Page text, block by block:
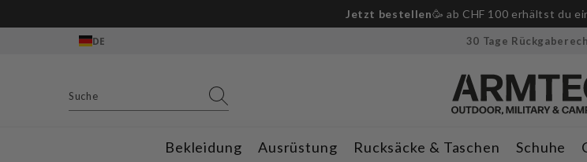
Gratis Outdoor-Messer ab CHF 250.– Bestellwert!
DE 30 Tage
Bekleidung Ausrüstung Rucksäcke & Taschen Schuhe